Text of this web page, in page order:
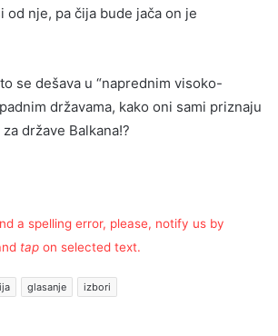
od nje, pa čija bude jača on je
se dešava u “naprednim visoko-
državama, kako oni sami priznaju
države Balkana!?
a spelling error, please, notify us by
tap on selected text.
glasanje izbori